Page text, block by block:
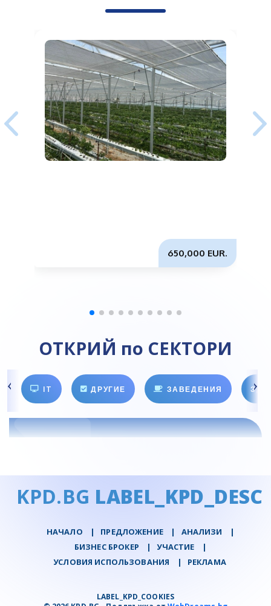
650,000 EUR.
ОТКРИЙ по СЕКТОРИ
IT ДРУГИЕ ЗАВЕДЕНИЯ
KPD.BG LABEL_KPD_DESC
НАЧАЛО | ПРЕДЛОЖЕНИЕ | АНАЛИЗИ
|
БИЗНЕС БРОКЕР
| УЧАСТИЕ
|
УСЛОВИЯ ИСПОЛЬЗОВАНИЯ
| РЕКЛАМА
LABEL_KPD_COOKIES